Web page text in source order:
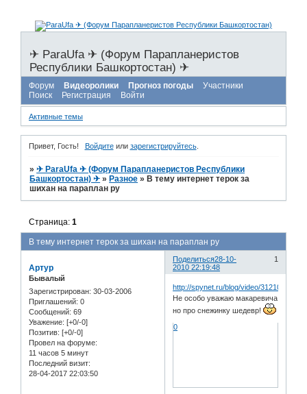
✈ ParaUfa ✈ (Форум Парапланеристов
Республики Башкортостан) ✈
Форум Видеоролики Прогноз погоды
Участники
Поиск
Регистрация Войти
Активные темы
Привет, Гость! Войдитеили зарегистрируйтесь.
»✈ ParaUfa ✈ (Форум Парапланеристов Республики
Башкортостан) ✈ » Разное » В тему интернет терок за
шихан на параплан ру
В тему интернет терок за шихан на параплан ру
Страница:1
Поделиться 1
28-10-
2010 22:19:48
Артур
Бывалый
Зарегистрирован: 30-03-2006
Приглашений: 0
Сообщений: 69
Уважение: [+0/-0]
Позитив: [+0/-0]
Провел на форуме:
11 часов 5 минут
Последний визит:
28-04-2017 22:03:50
http://spynet.ru/blog/video/31210.html
Не особо уважаю макаревича
но про снежинку шедевр!
0